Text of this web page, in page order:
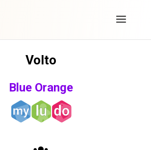
Volto
Blue Orange